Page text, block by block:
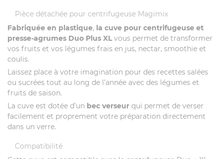
Pièce détachée pour centrifugeuse Magimix
Fabriquée en plastique, la cuve pour centrifugeuse et
presse-agrumes Duo Plus XLvous permet de transformer
vos fruits et vos légumes frais en jus, nectar, smoothie et
coulis.
Laissez place à votre imagination pour des recettes salées
ou sucrées tout au long de l’année avec des légumes et
fruits de saison.
La cuve est dotée d’un bec verseur qui permet de verser
facilement et proprement votre préparation directement
dans un verre.
Compatibilité